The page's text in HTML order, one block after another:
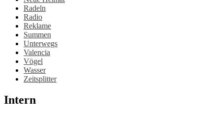
Radeln
Radio
Reklame
Summen
Unterwegs
Valencia
Vögel
Wasser
Zeitsplitter
Intern